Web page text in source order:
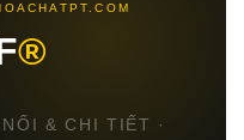
®
& CHI TIẾT ·